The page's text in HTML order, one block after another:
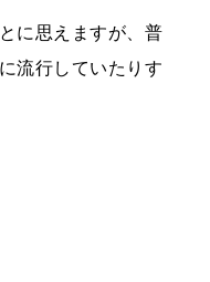
に思えますが、普
流行していたりす